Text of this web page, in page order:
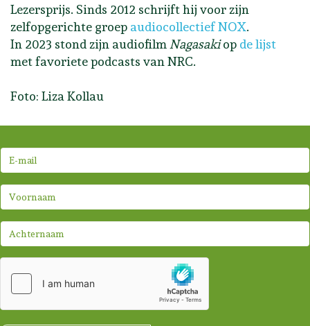
Lezersprijs. Sinds 2012 schrijft hij voor zijn
zelfopgerichte groep audiocollectief NOX.
In 2023 stond zijn audiofilm Nagasakiop de lijst
met favoriete podcasts van NRC.
Foto: Liza Kollau